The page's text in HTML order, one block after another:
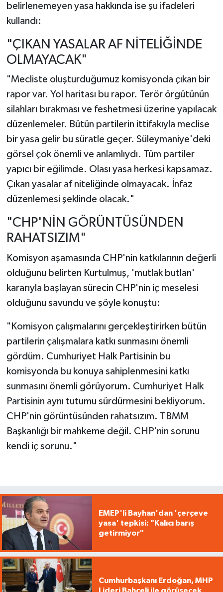
belirlenemeyen yasa hakkında ise şu ifadeleri
kullandı:
"ÇIKAN YASALAR AF NİTELİĞİNDE
OLMAYACAK"
"Mecliste oluşturduğumuz komisyonda çıkan bir
rapor var. Yol haritası bu rapor. Terör örgütünün
silahları bırakması ve feshetmesi üzerine yapılacak
düzenlemeler. Bütün partilerin ittifakıyla meclise
bir yasa gelir bu süratle geçer. Süleymaniye'deki
görsel çok önemli ve anlamlıydı. Tüm partiler
yapıcı bir eğilimde. Olası yasa herkesi kapsamaz.
Çıkan yasalar af niteliğinde olmayacak. İnfaz
düzenlemesi şeklinde olacak."
"CHP'NİN GÖRÜNTÜSÜNDEN
RAHATSIZIM"
Komisyon aşamasında CHP'nin katkılarının değerli
olduğunu belirten Kurtulmuş, 'mutlak butlan'
kararıyla başlayan sürecin CHP'nin iç meselesi
olduğunu savundu ve şöyle konuştu:
"Komisyon çalışmalarını gerçekleştirirken bütün
partilerin çalışmalara katkı sunmasını önemli
gördüm. Cumhuriyet Halk Partisinin bu
komisyonda bu konuya sahiplenmesini katkı
sunmasını önemli görüyorum. Cumhuriyet Halk
Partisinin aynı tutumu sürdürmesini bekliyorum.
CHP'nin görüntüsünden rahatsızım. TBMM
Başkanlığı bir mahkeme değil. CHP'nin sorunu
kendi iç sorunu."
EMEP'li Bayhan'dan 'çerçeve
yasa' tepkisi: "Kalıcı barış
getirmiyor"
Cumhurbaşkanı Erdoğan, MHP